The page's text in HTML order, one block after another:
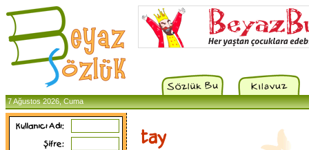
7 Ağustos 2026, Cuma
tay